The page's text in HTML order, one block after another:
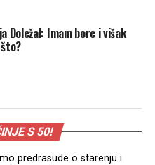
Doležal: Imam bore i višak
S 50!
predrasude o starenju i